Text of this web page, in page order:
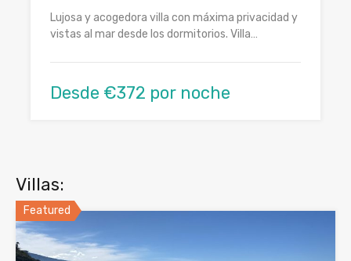
Lujosa y acogedora villa con máxima privacidad y
vistas al mar desde los dormitorios. Villa…
Desde €372 por noche
Villas:
Featured